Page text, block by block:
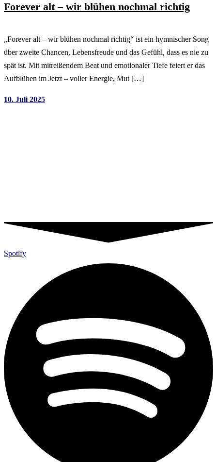
Forever alt – wir blühen nochmal richtig
„Forever alt – wir blühen nochmal richtig“ ist ein hymnischer Song
über zweite Chancen, Lebensfreude und das Gefühl, dass es nie zu
spät ist. Mit mitreißendem Beat und emotionaler Tiefe feiert er das
Aufblühen im Jetzt – voller Energie, Mut […]
10. Juli 2025
Spotify